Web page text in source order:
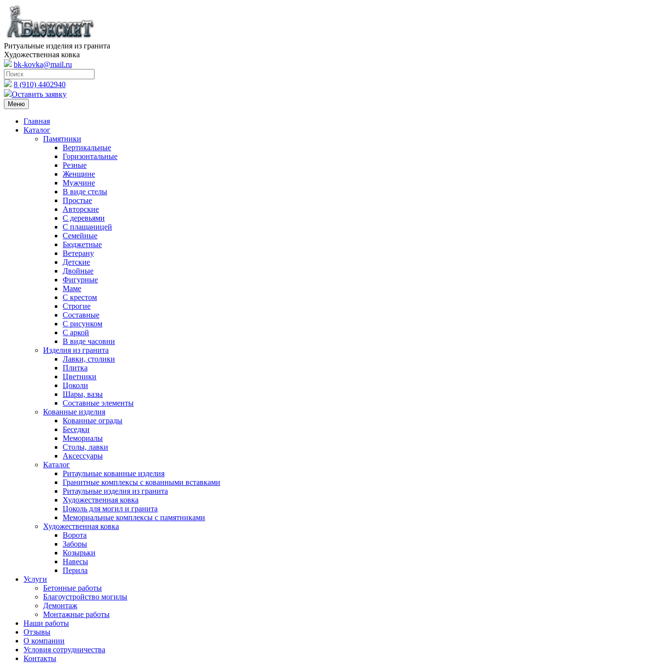
Ритуальные изделия из гранита
Художественная ковка
bk-kovka@mail.ru
8 (910) 4402940
Оставить заявку
Меню
Главная
Каталог
Памятники
Вертикальные
Горизонтальные
Резные
Женщине
Мужчине
В виде стелы
Простые
Авторские
С деревьями
С плащаницей
Семейные
Бюджетные
Ветерану
Детские
Двойные
Фигурные
Маме
С крестом
Строгие
Составные
С рисунком
С аркой
В виде часовни
Изделия из гранита
Лавки, столики
Плитка
Цветники
Цоколи
Шары, вазы
Составные элементы
Кованные изделия
Кованные ограды
Беседки
Мемориалы
Столы, лавки
Аксессуары
Каталог
Ритаульные кованные изделия
Гранитные комплексы с кованными вставками
Ритаульные изделия из гранита
Художественная ковка
Цоколь для могил и гранита
Мемориальные комплексы с памятниками
Художественная ковка
Ворота
Заборы
Козырьки
Навесы
Перила
Услуги
Бетонные работы
Благоустройство могилы
Демонтаж
Монтажные работы
Наши работы
Отзывы
О компании
Условия сотрудничества
Контакты